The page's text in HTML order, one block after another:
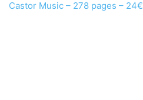
Castor Music – 278 pages – 24€